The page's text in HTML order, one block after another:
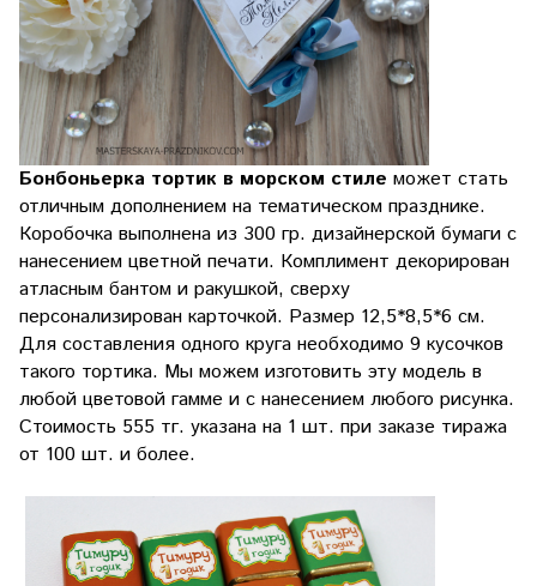
Бонбоньерка тортик в морском стиле может стать
отличным дополнением на тематическом празднике.
Коробочка выполнена из 300 гр. дизайнерской бумаги с
нанесением цветной печати. Комплимент декорирован
атласным бантом и ракушкой, сверху
персонализирован карточкой. Размер 12,5*8,5*6 см.
Для составления одного круга необходимо 9 кусочков
такого тортика. Мы можем изготовить эту модель в
любой цветовой гамме и с нанесением любого рисунка.
Стоимость 555 тг. указана на 1 шт. при заказе тиража
от 100 шт. и более.